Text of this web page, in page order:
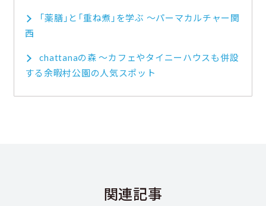
「薬膳」と「重ね煮」を学ぶ ～パーマカルチャー関
西
chattanaの森 ～カフェやタイニーハウスも併設
する余暇村公園の人気スポット
関連記事